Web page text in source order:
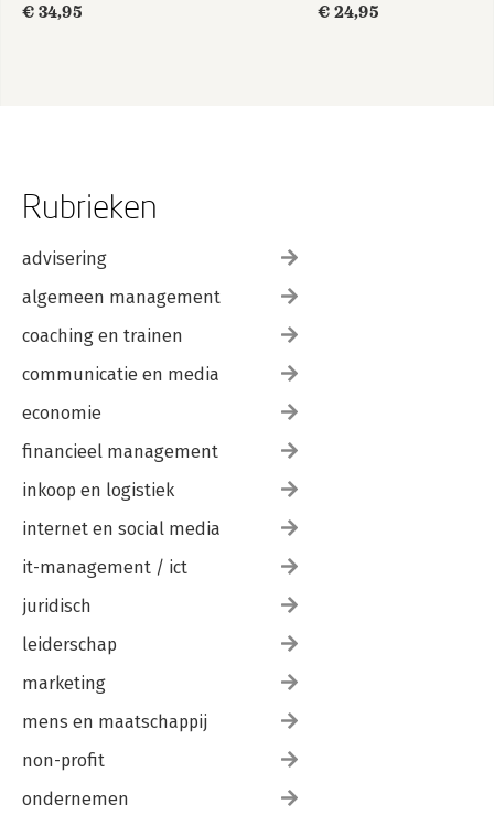
€ 34,95
€ 24,95
Rubrieken
advisering
algemeen management
coaching en trainen
communicatie en media
economie
financieel management
inkoop en logistiek
internet en social media
it-management / ict
juridisch
leiderschap
marketing
mens en maatschappij
non-profit
ondernemen